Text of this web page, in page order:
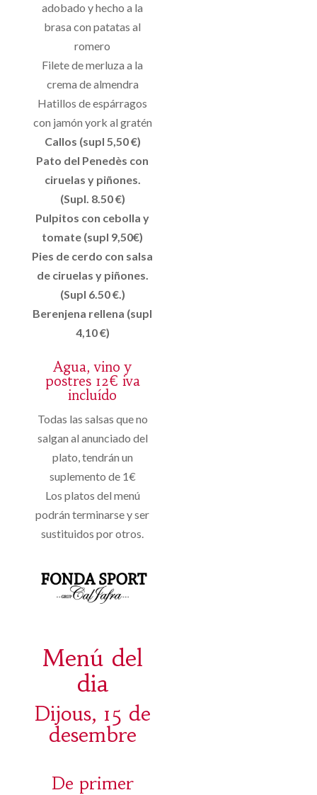
adobado y hecho a la
brasa con patatas al
romero
Filete de merluza a la
crema de almendra
Hatillos de espárragos
con jamón york al gratén
Callos (supl 5,50 €)
Pato del Penedès con
ciruelas y piñones.
(Supl. 8.50 €)
Pulpitos con cebolla y
tomate (supl 9,50€)
Pies de cerdo con salsa
de ciruelas y piñones.
(Supl 6.50 €.)
Berenjena rellena (supl
4,10 €)
Agua, vino y
postres 12€ iva
incluído
Todas las salsas que no
salgan al anunciado del
plato, tendrán un
suplemento de 1€
Los platos del menú
podrán terminarse y ser
sustituidos por otros.
Menú del
dia
Dijous, 15 de
desembre
De primer